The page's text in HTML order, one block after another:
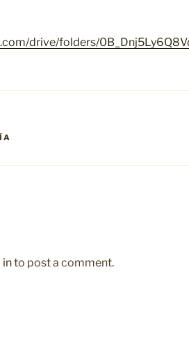
drive/folders/
into post a comment.